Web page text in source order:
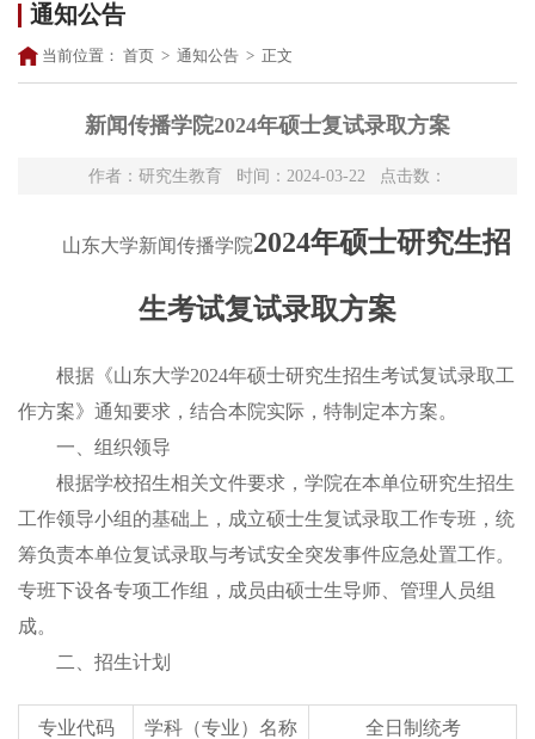
通知公告
当前位置： 首页 > 通知公告 > 正文
新闻传播学院2024年硕士复试录取方案
作者：研究生教育 时间：2024-03-22 点击数：
山东大学新闻传播学院2024年硕士研究生招
生考试复试录取方案
根据《山东大学2024年硕士研究生招生考试复试录取工
作方案》通知要求，结合本院实际，特制定本方案。
一、组织领导
根据学校招生相关文件要求，学院在本单位研究生招生
工作领导小组的基础上，成立硕士生复试录取工作专班，统
筹负责本单位复试录取与考试安全突发事件应急处置工作。
专班下设各专项工作组 ，成员由硕士生导师、管理人员组
成。
二
、招生计划
专业代码 学科（专业）名称 全日制统考